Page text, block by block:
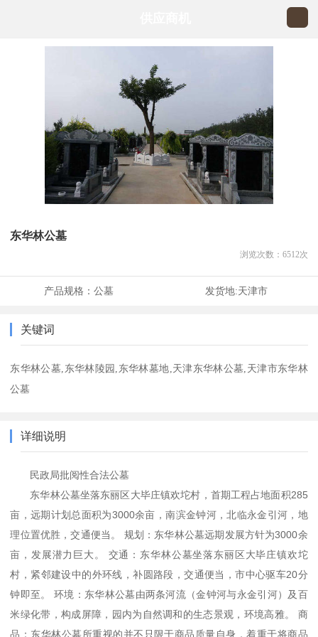
东华林公墓
浏览次数： 6512次
产品规格： 公墓 发货地:天津市
关键词
东华林公墓,东华林陵园,东华林墓地,天津东华林公墓,天津市东华林
公墓
详细说明
民政局批阅性合法公墓
东华林公墓坐落东丽区大毕庄镇欢坨村，首期工程占地面积285
亩，远期计划总面积为3000余亩，南滨金钟河，北临永金引河，地
理位置优胜，交通便当。 规划：东华林公墓远期发展方针为3000余
亩，发展潜力巨大。 交通：东华林公墓坐落东丽区大毕庄镇欢坨
村，紧邻建设中的外环线，补圆路段，交通便当，市中心驱车20分
钟即至。 环境：东华林公墓由两条河流（金钟河与永金引河）及百
米绿化带，构成屏障，园内为自然调和的生态景观，环境高雅。 商
品：东华林公墓所重视的并不只限于商品质量自身，着重于将商品